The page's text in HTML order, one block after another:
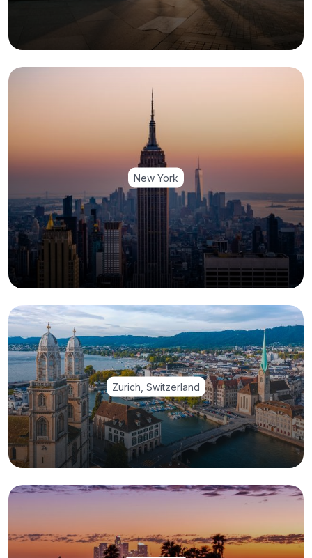
New York
Zurich, Switzerland